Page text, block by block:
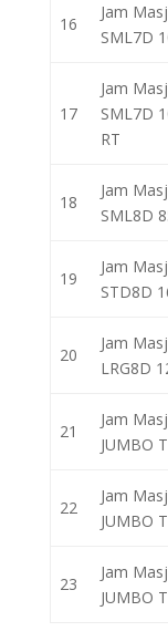
16
Jam
SML7D
17
Jam
SML7D
RT
18
Jam
SML8D
19
Jam
STD8D
20
Jam
LRG8D
21
Jam
JUMBO
22
Jam
JUMBO
23
Jam
JUMBO